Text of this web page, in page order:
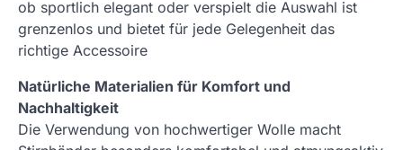
ob sportlich elegant oder verspielt die Auswahl ist
grenzenlos und bietet für jede Gelegenheit das
richtige Accessoire
Natürliche Materialien für Komfort und
Nachhaltigkeit
Die Verwendung von hochwertiger Wolle macht